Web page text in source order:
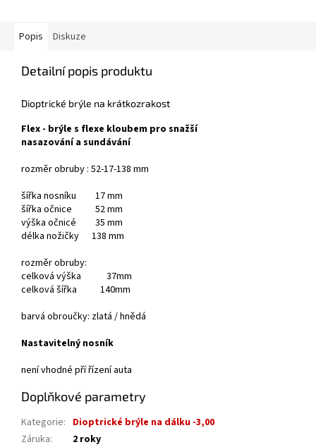
Popis Diskuze
Detailní popis produktu
Dioptrické brýle na krátkozrakost
Flex - brýle s flexe kloubem pro snažší
nasazování a sundávání
rozměr obruby : 52-17-138 mm
šířka nosníku 17 mm
šířka očnice 52 mm
výška očnicé 35 mm
délka nožičky 138 mm
rozměr obruby:
celková výška 37mm
celková šířka 140mm
barvá obroučky: zlatá / hnědá
Nastavitelný nosník
není vhodné pří řízení auta
Doplňkové parametry
Kategorie: Dioptrické brýle na dálku -3,00
Záruka:
2 roky